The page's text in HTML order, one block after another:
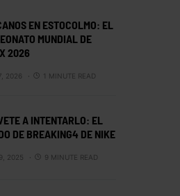
EN ESTOCOLMO: EL
MUNDIAL DE
2026
2026 1 MINUTE READ
A INTENTARLO: EL
DE BREAKING4 DE NIKE
2025 9 MINUTE READ